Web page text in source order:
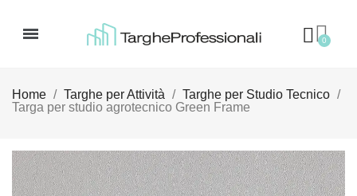
Home Targhe per Attività
Targhe per Studio Tecnico
Targa per studio agrotecnico Green Frame